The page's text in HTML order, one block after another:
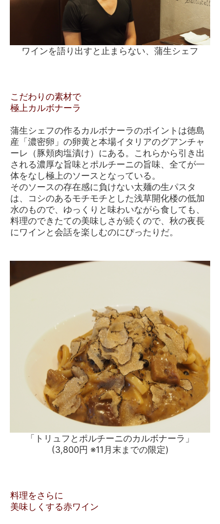
ワインを語り出すと止まらない、蒲生シェフ
こだわりの素材で
極上カルボナーラ
蒲生シェフの作るカルボナーラのポイントは徳島
産「濃密卵」の卵黄と本場イタリアのグアンチャ
ーレ（豚頬肉塩漬け）にある。これらから引き出
される濃厚な旨味とポルチーニの旨味、全てが一
体をなし極上のソースとなっている。
そのソースの存在感に負けない太麺の生パスタ
は、コシのあるモチモチとした浅草開化楼の低加
水のもので、ゆっくりと味わいながら食しても、
料理のできたての美味しさが続くので、秋の夜長
にワインと会話を楽しむのにぴったりだ。
「トリュフとポルチーニのカルボナーラ」
(3,800円 ※11月末までの限定)
料理をさらに
美味しくする赤ワイン